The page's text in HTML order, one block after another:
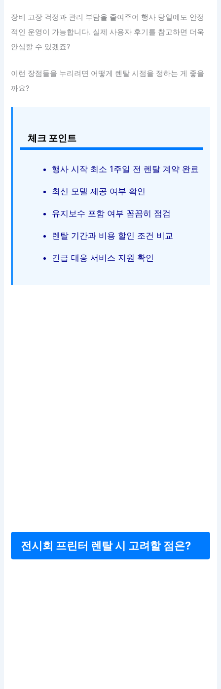
장비 고장 걱정과 관리 부담을 줄여주어 행사 당일에도 안정
적인 운영이 가능합니다. 실제 사용자 후기를 참고하면 더욱
안심할 수 있겠죠?
이런 장점들을 누리려면 어떻게 렌탈 시점을 정하는 게 좋을
까요?
체크 포인트
행사 시작 최소 1주일 전 렌탈 계약 완료
최신 모델 제공 여부 확인
유지보수 포함 여부 꼼꼼히 점검
렌탈 기간과 비용 할인 조건 비교
긴급 대응 서비스 지원 확인
전시회 프린터 렌탈 시 고려할 점은?